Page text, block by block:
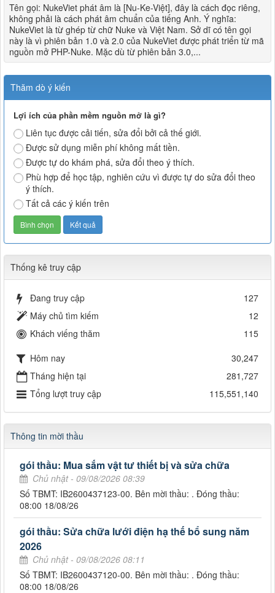
Tên gọi: NukeViet phát âm là [Nu-Ke-Việt], đây là cách đọc riêng,
không phải là cách phát âm chuẩn của tiếng Anh. Ý nghĩa:
NukeViet là từ ghép từ chữ Nuke và Việt Nam. Sở dĩ có tên gọi
này là vì phiên bản 1.0 và 2.0 của NukeViet được phát triển từ mã
nguồn mở PHP-Nuke. Mặc dù từ phiên bản 3.0,...
Thăm dò ý kiến
Lợi ích của phần mềm nguồn mở là gì?
Liên tục được cải tiến, sửa đổi bởi cả thế giới.
Được sử dụng miễn phí không mất tiền.
Được tự do khám phá, sửa đổi theo ý thích.
Phù hợp để học tập, nghiên cứu vì được tự do sửa đổi theo
ý thích.
Tất cả các ý kiến trên
Thống kê truy cập
Đang truy cập
127
Máy chủ tìm kiếm
12
Khách viếng thăm
115
Hôm nay
30,247
Tháng hiện tại
281,727
Tổng lượt truy cập
115,551,140
Thông tin mời thầu
gói thầu: Mua sắm vật tư thiết bị và sửa chữa
Chủ nhật - 09/08/2026 08:39
Số TBMT: IB2600437123-00. Bên mời thầu: . Đóng thầu:
08:00 18/08/26
gói thầu: Sửa chữa lưới điện hạ thế bổ sung năm
2026
Chủ nhật - 09/08/2026 08:11
Số TBMT: IB2600437120-00. Bên mời thầu: . Đóng thầu:
08:00 18/08/26